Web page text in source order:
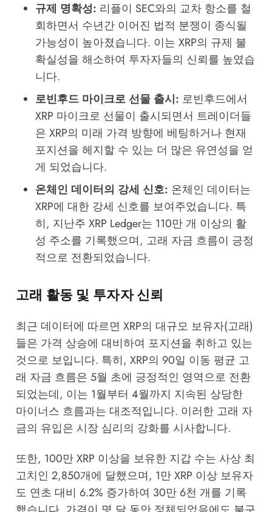
규제 명확성: 리플이 SEC와의 교차 항소를 철
회하면서 수년간 이어진 법적 분쟁이 종식될
가능성이 높아졌습니다. 이는 XRP의 규제 불
확실성을 해소하여 투자자들의 신뢰를 높였습
니다.
로빈후드 마이크로 선물 출시: 로빈후드에서
XRP 마이크로 선물이 출시되면서 트레이더들
은 XRP의 미래 가격 방향에 베팅하거나 현재
포지션을 헤지할 수 있는 더 많은 유연성을 얻
게 되었습니다.
온체인 데이터의 강세 신호: 온체인 데이터는
XRP에 대한 강세 신호를 보여주었습니다. 특
히, 지난주 XRP Ledger는 110만 개 이상의 활
성 주소를 기록했으며, 고래 자금 흐름이 긍정
적으로 전환되었습니다.
고래 활동 및 투자자 신뢰
최근 데이터에 따르면 XRP의 대규모 보유자(고래)
들은 가격 상승에 대비하여 포지션을 취하고 있는
것으로 보입니다. 특히, XRP의 90일 이동 평균 고
래 자금 흐름은 5월 초에 긍정적인 영역으로 전환
되었는데, 이는 1월부터 4월까지 지속된 상당한
마이너스 흐름과는 대조적입니다. 이러한 고래 자
금의 유입은 시장 심리의 강화를 시사합니다.
또한, 100만 XRP 이상을 보유한 지갑 수는 사상 최
고치인 2,850개에 달했으며, 1만 XRP 이상 보유자
도 연초 대비 6.2% 증가하여 30만 6천 개를 기록